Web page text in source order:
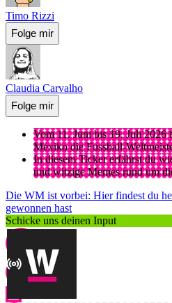
Timo Rizzi
Folge mir
Claudia Carvalho
Folge mir
Vom 11. Juni bis 19. Juli
Mexiko die Fussball-
In diesem Ticker erfährst du
und witzige Memes rund um
Die WM ist vorbei: Hier findest du
gewonnen hast
Schicke uns deinen Input